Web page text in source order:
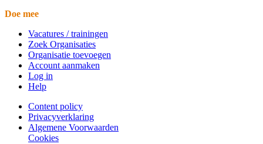
Doe mee
Vacatures / trainingen
Zoek Organisaties
Organisatie toevoegen
Account aanmaken
Log in
Help
Content policy
Privacyverklaring
Algemene Voorwaarden
Cookies